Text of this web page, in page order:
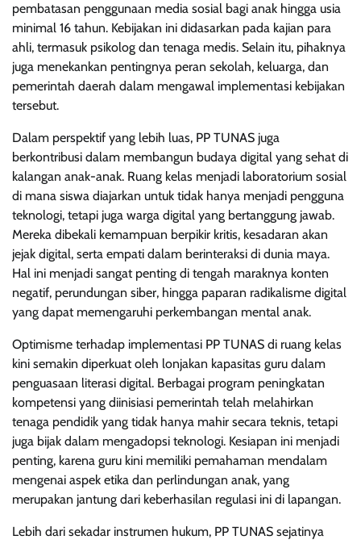
pembatasan penggunaan media sosial bagi anak hingga usia
minimal 16 tahun. Kebijakan ini didasarkan pada kajian para
ahli, termasuk psikolog dan tenaga medis. Selain itu, pihaknya
juga menekankan pentingnya peran sekolah, keluarga, dan
pemerintah daerah dalam mengawal implementasi kebijakan
tersebut.
Dalam perspektif yang lebih luas, PP TUNAS juga
berkontribusi dalam membangun budaya digital yang sehat di
kalangan anak-anak. Ruang kelas menjadi laboratorium sosial
di mana siswa diajarkan untuk tidak hanya menjadi pengguna
teknologi, tetapi juga warga digital yang bertanggung jawab.
Mereka dibekali kemampuan berpikir kritis, kesadaran akan
jejak digital, serta empati dalam berinteraksi di dunia maya.
Hal ini menjadi sangat penting di tengah maraknya konten
negatif, perundungan siber, hingga paparan radikalisme digital
yang dapat memengaruhi perkembangan mental anak.
Optimisme terhadap implementasi PP TUNAS di ruang kelas
kini semakin diperkuat oleh lonjakan kapasitas guru dalam
penguasaan literasi digital. Berbagai program peningkatan
kompetensi yang diinisiasi pemerintah telah melahirkan
tenaga pendidik yang tidak hanya mahir secara teknis, tetapi
juga bijak dalam mengadopsi teknologi. Kesiapan ini menjadi
penting, karena guru kini memiliki pemahaman mendalam
mengenai aspek etika dan perlindungan anak, yang
merupakan jantung dari keberhasilan regulasi ini di lapangan.
Lebih dari sekadar instrumen hukum, PP TUNAS sejatinya